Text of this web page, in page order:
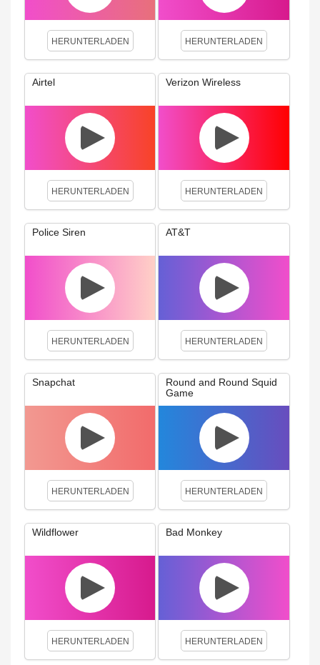
HERUNTERLADEN HERUNTERLADEN
Airtel
HERUNTERLADEN
Verizon Wireless
HERUNTERLADEN
Police Siren
HERUNTERLADEN
AT&T
HERUNTERLADEN
Snapchat
HERUNTERLADEN
Round and Round Squid
Game
HERUNTERLADEN
Wildflower
HERUNTERLADEN
Bad Monkey
HERUNTERLADEN